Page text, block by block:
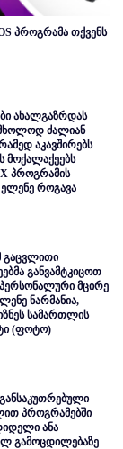
პროგრამა თქვენს
ახალგაზრდას
ძალიან
აკავშირებს
მოქალაქეებს
პროგრამის
როგავა
გაცვლითი
განვამტკიცოთ
მცირე
ნარმანია,
სამართლის
(ფოტო)
პროგრამებში
ანა
გამოცდილებაზე